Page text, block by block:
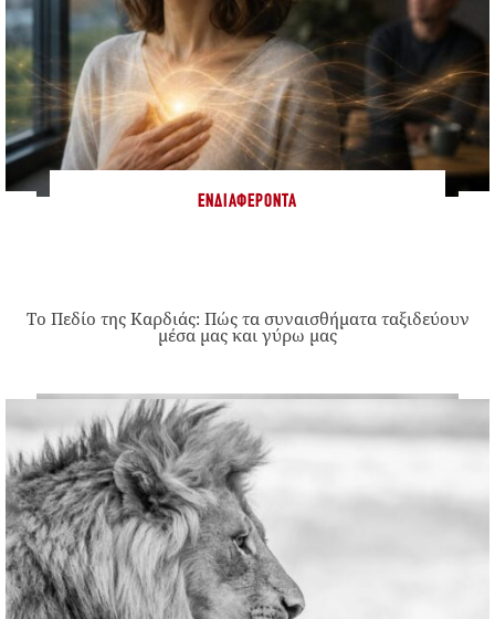
ΕΝΔΙΑΦΈΡΟΝΤΑ
Το Πεδίο της Καρδιάς: Πώς τα συναισθήματα ταξιδεύουν
μέσα μας και γύρω μας